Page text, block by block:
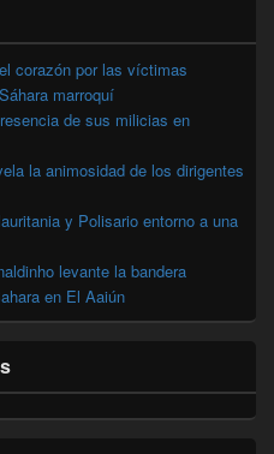
corazón por las víctimas
marroquí
de sus milicias en
la animosidad de los dirigentes
y Polisario entorno a una
levante la bandera
en El Aaiún